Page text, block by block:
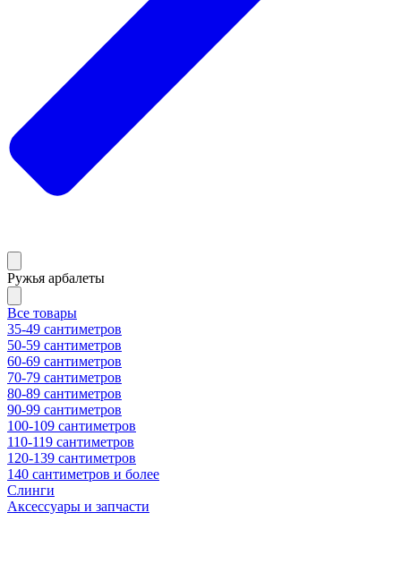
Ружья арбалеты
Все товары
35-49 сантиметров
50-59 сантиметров
60-69 сантиметров
70-79 сантиметров
80-89 сантиметров
90-99 сантиметров
100-109 сантиметров
110-119 сантиметров
120-139 сантиметров
140 сантиметров и более
Слинги
Аксессуары и запчасти